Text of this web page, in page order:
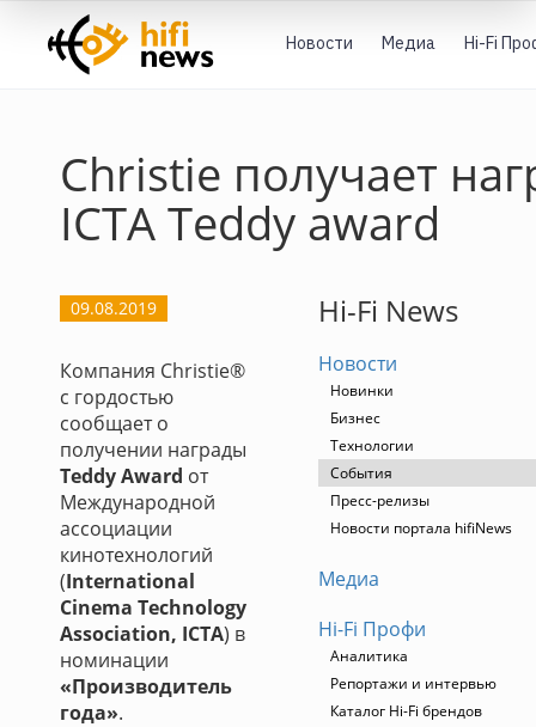
Новости Медиа Hi-Fi
Christie получает
ICTA Teddy award
09.08.2019
Компания Christie®
с гордостью
сообщает о
получении награды
Teddy Award от
Международной
ассоциации
кинотехнологий
(International
Cinema Technology
Association, ICTA) в
номинации
«Производитель
года».
Hi-Fi News
Новости
Новинки
Бизнес
Технологии
События
Пресс-релизы
Новости портала hifiNews
Медиа
Hi-Fi Профи
Аналитика
Репортажи и интервью
Каталог Hi-Fi брендов